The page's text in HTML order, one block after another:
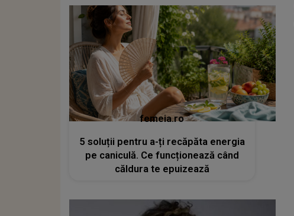
femeia.ro
5 soluții pentru a-ți recăpăta energia
pe caniculă. Ce funcționează când
căldura te epuizează